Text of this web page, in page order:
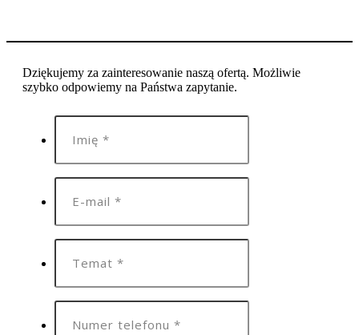
Dziękujemy za zainteresowanie naszą ofertą. Możliwie
szybko odpowiemy na Państwa zapytanie.